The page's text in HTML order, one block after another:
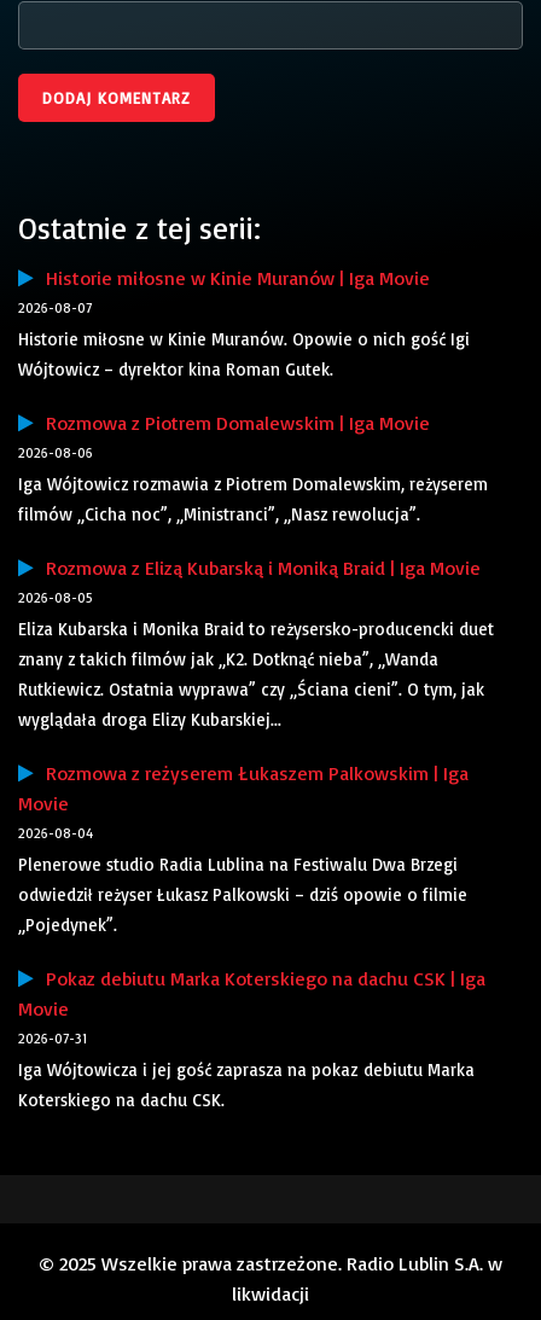
Ostatnie z tej serii:
Historie miłosne w Kinie Muranów | Iga Movie
2026-08-07
Historie miłosne w Kinie Muranów. Opowie o nich gość Igi
Wójtowicz – dyrektor kina Roman Gutek.
Rozmowa z Piotrem Domalewskim | Iga Movie
2026-08-06
Iga Wójtowicz rozmawia z Piotrem Domalewskim, reżyserem
filmów „Cicha noc”, „Ministranci”, „Nasz rewolucja”.
Rozmowa z Elizą Kubarską i Moniką Braid | Iga Movie
2026-08-05
Eliza Kubarska i Monika Braid to reżysersko-producencki duet
znany z takich filmów jak „K2. Dotknąć nieba”, „Wanda
Rutkiewicz. Ostatnia wyprawa” czy „Ściana cieni”. O tym, jak
wyglądała droga Elizy Kubarskiej...
Rozmowa z reżyserem Łukaszem Palkowskim | Iga
Movie
2026-08-04
Plenerowe studio Radia Lublina na Festiwalu Dwa Brzegi
odwiedził reżyser Łukasz Palkowski – dziś opowie o filmie
„Pojedynek”.
Pokaz debiutu Marka Koterskiego na dachu CSK | Iga
Movie
2026-07-31
Iga Wójtowicza i jej gość zaprasza na pokaz debiutu Marka
Koterskiego na dachu CSK.
© 2025 Wszelkie prawa zastrzeżone. Radio Lublin S.A. w
likwidacji